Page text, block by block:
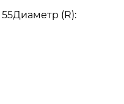
55Диаметр (R):